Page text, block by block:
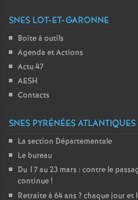
SNES LOT-ET-GARONNE
Boîte à outils
Agenda et Actions
Actu 47
AESH
Contacts
SNES PYRÉNÉES ATLANTIQUES
La section Départementale
Le bureau
Du 17 au 23 mars : contre le
continue!
Retraite à 64 ans ? chaque jour et